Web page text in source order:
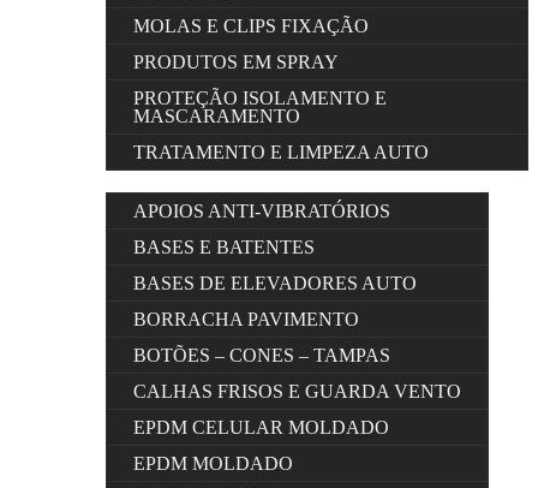
MOLAS E CLIPS FIXAÇÃO
PRODUTOS EM SPRAY
PROTEÇÃO ISOLAMENTO E
MASCARAMENTO
TRATAMENTO E LIMPEZA AUTO
APOIOS ANTI-VIBRATÓRIOS
BASES E BATENTES
BASES DE ELEVADORES AUTO
BORRACHA PAVIMENTO
BOTÕES – CONES – TAMPAS
CALHAS FRISOS E GUARDA VENTO
EPDM CELULAR MOLDADO
EPDM MOLDADO